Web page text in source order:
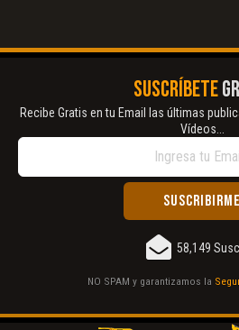
SUSCRÍBETE
Recibe Gratis en tu Email las últimas
Vídeos...
58,149
NO SPAM y garantizamos la